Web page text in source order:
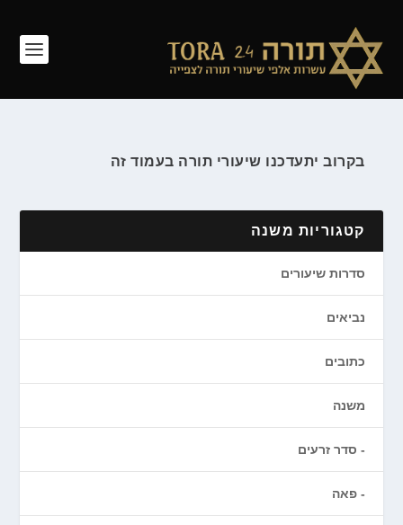
בקרוב יתעדכנו שיעורי תורה בעמוד זה
קטגוריות משנה
סדרות שיעורים
נביאים
כתובים
משנה
סדר זרעים
פאה